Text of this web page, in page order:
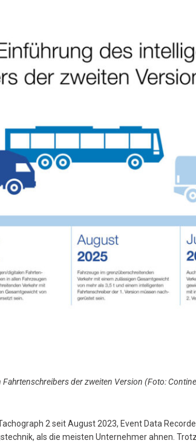
der zweiten Version (Foto:
2 seit August 2023, Event Data
als die meisten Unternehmer ahnen.